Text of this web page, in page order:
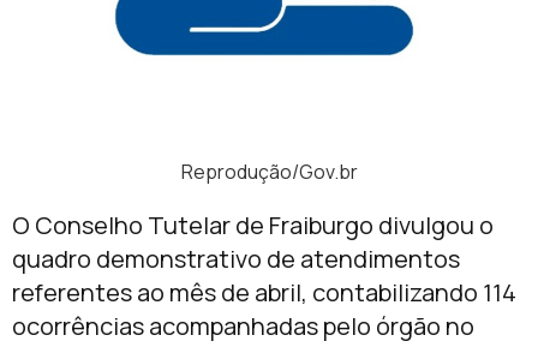
Reprodução/Gov.br
O Conselho Tutelar de Fraiburgo divulgou o
quadro demonstrativo de atendimentos
referentes ao mês de abril, contabilizando 114
ocorrências acompanhadas pelo órgão no